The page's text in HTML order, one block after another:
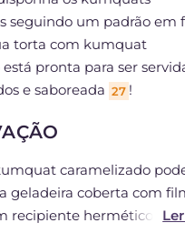
seguindo um padrão em
torta com kumquat
pronta para ser
e saboreada 27 !
caramelizado
geladeira coberta com
recipiente hermético por